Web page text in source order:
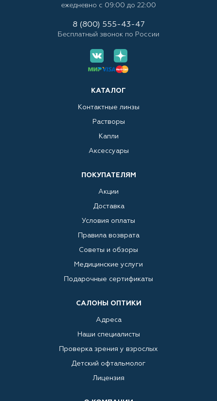
КАТАЛОГ
Контактные линзы
Растворы
Капли
Аксессуары
ПОКУПАТЕЛЯМ
Акции
Доставка
Условия оплаты
Правила возврата
Советы и обзоры
Медицинские услуги
Подарочные сертификаты
САЛОНЫ ОПТИКИ
Адреса
Наши специалисты
Проверка зрения у взрослых
Детский офтальмолог
Лицензия
ежедневно с 09:00 до 22:00
8 (800) 555-43-47
Бесплатный звонок по России